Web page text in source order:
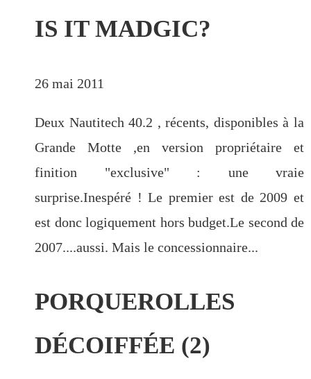
IS IT MADGIC?
26 mai 2011
Deux Nautitech 40.2 , récents, disponibles à la
Grande Motte ,en version propriétaire et
finition "exclusive" : une vraie
surprise.Inespéré ! Le premier est de 2009 et
est donc logiquement hors budget.Le second de
2007....aussi. Mais le concessionnaire...
PORQUEROLLES
DÉCOIFFÉE (2)